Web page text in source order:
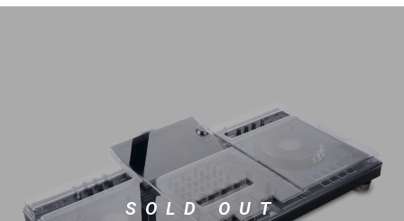
パーカッション
キーボード 電子ピアノ
SOLD OUT